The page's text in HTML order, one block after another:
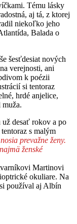
Tému lásky
aj tá, z ktorej
niekoľko jeho
Balada o
šesťdesiat nových
verejnosti, ani
k poézii
si tentoraz
hrdé anjelice,
desať rokov a po
s malým
prevažne ženy.
ženské
Martinovi
okuliare. Na
používal aj Albín